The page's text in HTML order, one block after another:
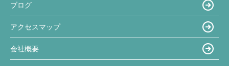
ブログ
アクセスマップ
会社概要